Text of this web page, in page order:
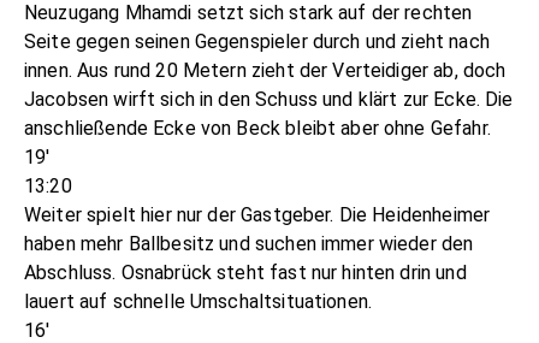
Neuzugang Mhamdi setzt sich stark auf der rechten
Seite gegen seinen Gegenspieler durch und zieht nach
innen. Aus rund 20 Metern zieht der Verteidiger ab, doch
Jacobsen wirft sich in den Schuss und klärt zur Ecke. Die
anschließende Ecke von Beck bleibt aber ohne Gefahr.
19'
13:20
Weiter spielt hier nur der Gastgeber. Die Heidenheimer
haben mehr Ballbesitz und suchen immer wieder den
Abschluss. Osnabrück steht fast nur hinten drin und
lauert auf schnelle Umschaltsituationen.
16'